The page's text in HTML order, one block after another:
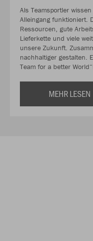
Als Teamsportler
Alleingang funktioniert.
Ressourcen, gute
Lieferkette und viele
unsere Zukunft.
nachhaltiger gestalten.
Team for a better
MEHR LESEN